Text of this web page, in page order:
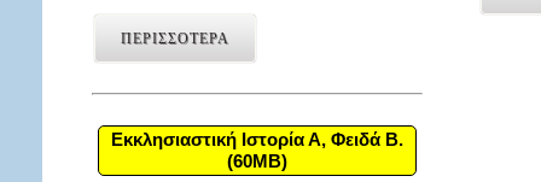
ΠΕΡΙΣΣΟΤΕΡΑ
Εκκλησιαστική Ιστορία Α, Φειδά Β.
(60MB)